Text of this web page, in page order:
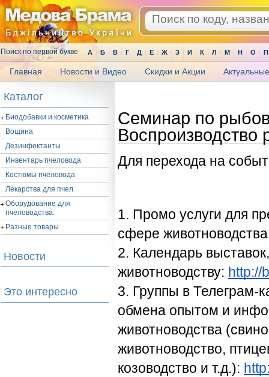
Поиск по первой букве А Б В Г Д Е Ж З И К Л М Н О П
Главная Новости и Видео Скидки и Акции
Каталог
Биодобавки и косметика
Вощина
Дезинфектанты
Инвентарь пчеловода
Костюмы пчеловода
Лекарства для пчел
Оборудование для
пчеловодства:
Разные товары
Новости
Это интересно
Семинар по
Для перехода на
1. Промо услуги для
сфере
2. Календарь
животноводству: http://
3. Группы в Телеграм-
обмена опытом и
животноводства
животноводство,
козоводство и т.д.):